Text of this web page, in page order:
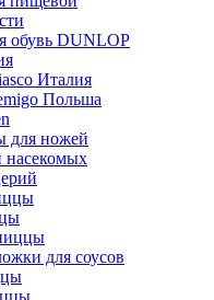
обувь DUNLOP
Италия
Польша
для ножей
насекомых
для соусов